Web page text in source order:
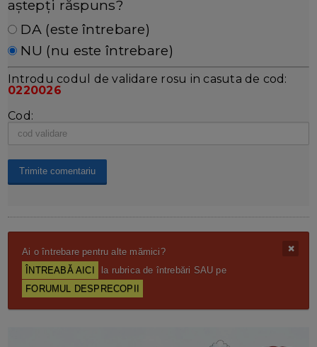
aștepți răspuns?
DA (este întrebare)
NU (nu este întrebare)
Introdu codul de validare rosu in casuta de cod:
0220026
Cod:
Ai o întrebare pentru alte mămici?
ÎNTREABĂ AICI
la rubrica de întrebări SAU pe
FORUMUL DESPRECOPII